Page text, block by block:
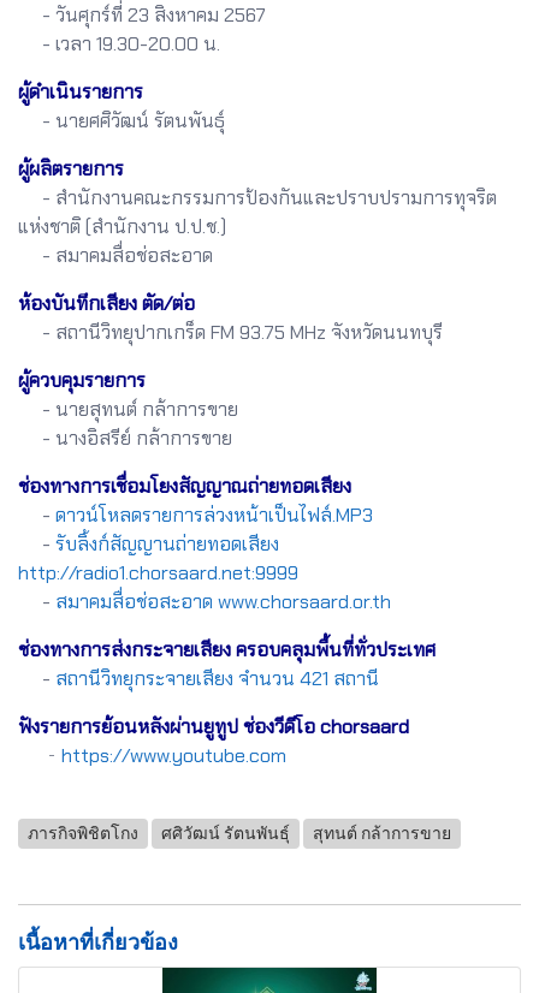
- วันศุกร์ที่ 23 สิงหาคม 2567
- เวลา 19.30-20.00 น.
ผู้ดำเนินรายการ
- นายศศิวัฒน์ รัตนพันธุ์
ผู้ผลิตรายการ
- สำนักงานคณะกรรมการป้องกันและปราบปรามการทุจริต
แห่งชาติ (สำนักงาน ป.ป.ช.)
- สมาคมสื่อช่อสะอาด
ห้องบันทึกเสียง ตัด/ต่อ
- สถานีวิทยุปากเกร็ด FM 93.75 MHz จังหวัดนนทบุรี
ผู้ควบคุมรายการ
- นายสุทนต์ กล้าการขาย
- นางอิสรีย์ กล้าการขาย
ช่องทางการเชื่อมโยงสัญญาณถ่ายทอดเสียง
- ดาวน์โหลดรายการล่วงหน้าเป็นไฟล์.MP3
- รับลิ้งก์สัญญานถ่ายทอดเสียง
http://radio1.chorsaard.net:9999
- สมาคมสื่อช่อสะอาด www.chorsaard.or.th
ช่องทางการส่งกระจายเสียง ครอบคลุมพื้นที่ทั่วประเทศ
- สถานีวิทยุกระจายเสียง จำนวน 421 สถานี
ฟังรายการย้อนหลังผ่านยูทูป ช่องวีดีโอ chorsaard
- https://www.youtube.com
ภารกิจพิชิตโกง ศศิวัฒน์ รัตนพันธุ์ สุทนต์ กล้าการขาย
เนื้อหาที่เกี่ยวข้อง